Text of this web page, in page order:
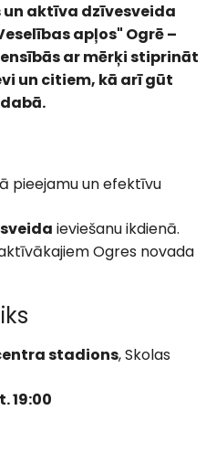
aktīva dzīvesveida
apļos" Ogrē –
ar mērķi stiprināt
un citiem, kā arī gūt
pieejamu un efektīvu
ieviešanu ikdienā.
Ogres novada
stadions, Skolas
19:00